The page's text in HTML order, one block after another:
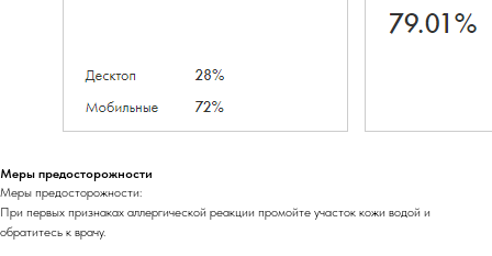
Меры предосторожности
Меры предосторожности:
При первых признаках аллергической реакции промойте участок кожи водой и
обратитесь к врачу.